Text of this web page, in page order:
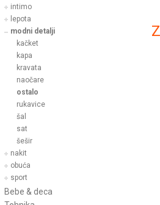
intimo
lepota
modni detalji
kačket
kapa
kravata
naočare
ostalo
rukavice
šal
sat
šešir
nakit
obuća
sport
Bebe & deca